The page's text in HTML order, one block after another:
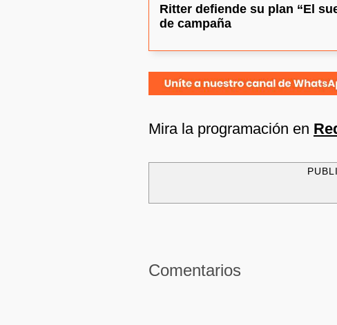
Ritter defiende su plan “El
de campaña
Mira la programación en
Comentarios